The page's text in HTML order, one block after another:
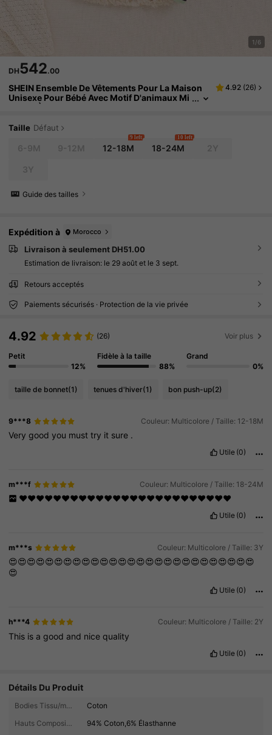
1/6
DH542.00
SHEIN Ensemble De Vêtements Pour La Maison
Unisexe Pour Bébé Avec Motif D'animaux Mi
gnons À Manches Longues, 3 Pièces
4.92 (26)
Taille Défaut
12-18M
9 left
18-24M
10 left
Guide des tailles
Expédition à Morocco
Livraison à seulement DH51.00
Estimation de livraison: le 29 août et le 3 sept.
Retours acceptés
Paiements sécurisés · Protection de la vie privée
4.92 (26) Voir plus
Petit
12%
Fidèle à la taille
88%
Grand
0%
taille de bonnet(1) tenues d'hiver(1) bon push-up(2)
9***8 Couleur: Multicolore / Taille: 12-18M
Verygoodyou musttry it sure .
Utile (0)
m***f Couleur: Multicolore / Taille: 18-24M
❤️❤️❤️❤️❤️❤️❤️❤️❤️❤️❤️❤️❤️❤️❤️❤️❤️❤️❤️❤️❤️❤️❤️❤️❤️
Utile (0)
m***s Couleur: Multicolore / Taille: 3Y
😍😍😍😍😍😍😍😍😍😍😍😍😍😍😍😍😍😍😍😍😍😍😍😍😍😍😍
😍
Utile (0)
h***4 Couleur: Multicolore / Taille: 2Y
This is agood and nicequality
Utile (0)
Détails Du Produit
Bodies Tissu/matériel:
Coton
94% Coton,6% Élasthanne